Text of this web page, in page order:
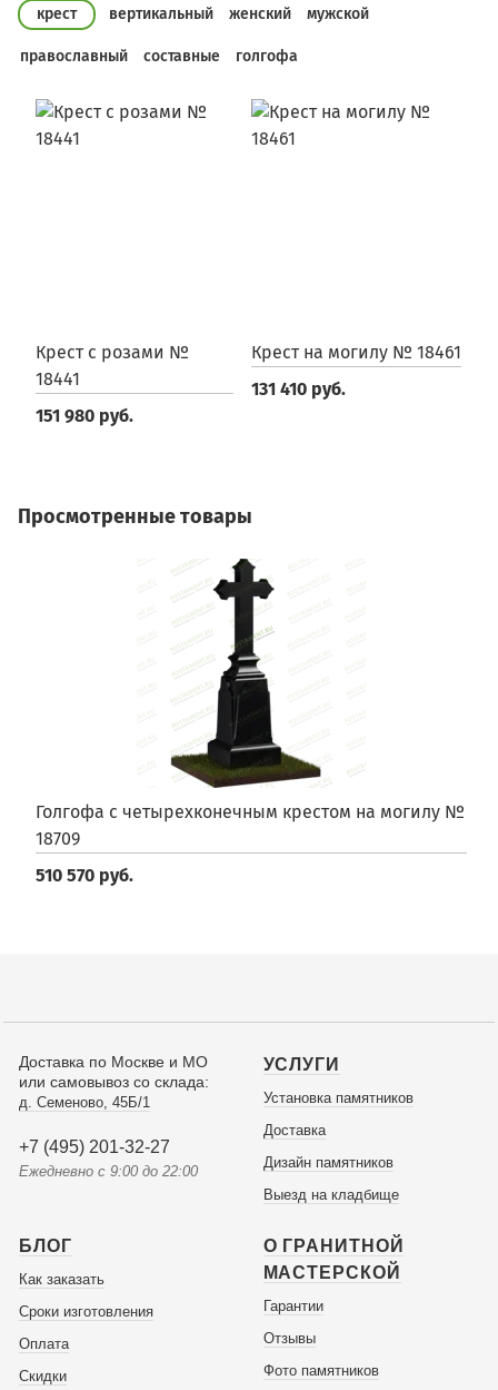
крест вертикальный женский мужской
православный составные голгофа
Крест с розами №
18441
151 980 руб.
Крест на могилу № 18461
131 410 руб.
Просмотренные товары
Голгофа с четырехконечным крестом на могилу №
18709
510 570 руб.
Доставка по Москве и МО
или самовывоз со склада:
д. Семеново, 45Б/1
+7 (495) 201-32-27
Ежедневно с 9:00 до 22:00
УСЛУГИ
Установка памятников
Доставка
Дизайн памятников
Выезд на кладбище
БЛОГ
Как заказать
Сроки изготовления
Оплата
Скидки
О ГРАНИТНОЙ
МАСТЕРСКОЙ
Гарантии
Отзывы
Фото памятников